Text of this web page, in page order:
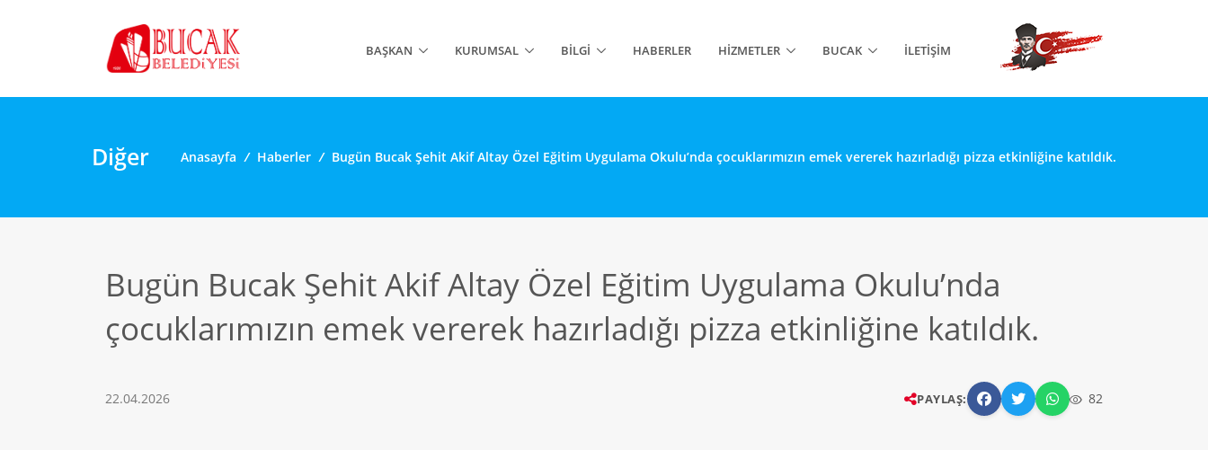
BAŞKAN KURUMSAL BILGI HABERLER HIZMETLER BUCAK İLETIŞIM
Diğer Anasayfa / Haberler / Bugün Bucak Şehit Akif Altay Özel Eğitim Uygulama Okulu’nda çocuklarımızın emek vererek hazırladığı pizza etkinliğine katıldık.
Bugün Bucak Şehit Akif Altay Özel Eğitim Uygulama Okulu’nda
çocuklarımızın emek vererek hazırladığı pizza etkinliğine katıldık.
22.04.2026 PAYLAŞ: 82